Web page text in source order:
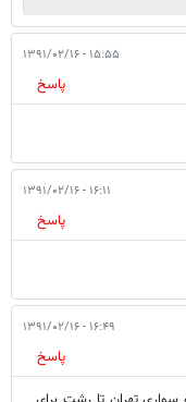
۱۵:۵۵ - ۱۳۹۱/۰۲/۱۶
پاسخ
۱۶:۱۱ - ۱۳۹۱/۰۲/۱۶
پاسخ
۱۶:۴۹ - ۱۳۹۱/۰۲/۱۶
پاسخ